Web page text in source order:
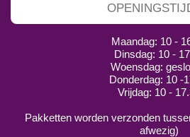
Maandag: 10 -
Dinsdag: 10 -
Woensdag:
Donderdag: 10 -
Vrijdag: 10 -
Pakketten worden verzonden
afwezig)